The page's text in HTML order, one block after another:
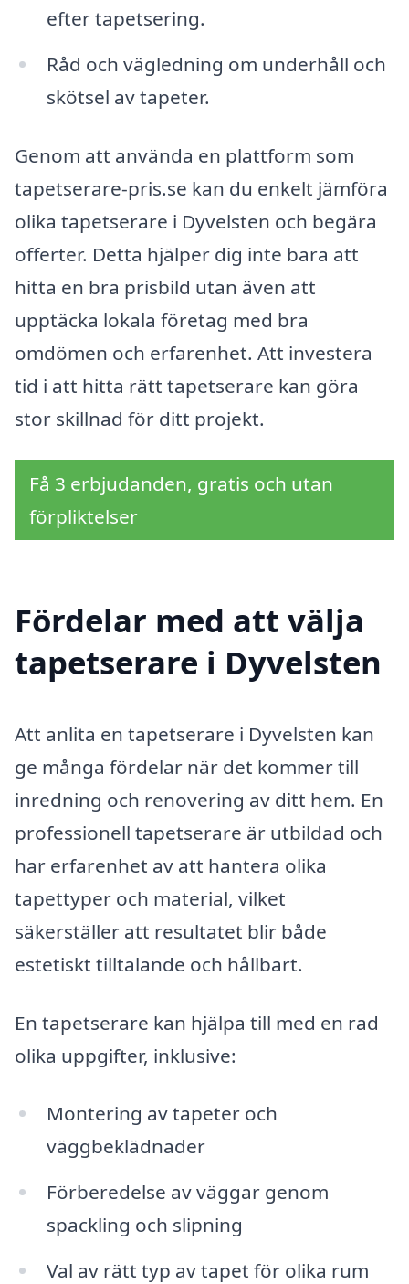
efter tapetsering.
Råd och vägledning om underhåll och
skötsel av tapeter.
Genom att använda en plattform som
tapetserare-pris.se kan du enkelt jämföra
olika tapetserare i Dyvelsten och begära
offerter. Detta hjälper dig inte bara att
hitta en bra prisbild utan även att
upptäcka lokala företag med bra
omdömen och erfarenhet. Att investera
tid i att hitta rätt tapetserare kan göra
stor skillnad för ditt projekt.
Få 3 erbjudanden, gratis och utan
förpliktelser
Fördelar med att välja
tapetserare i Dyvelsten
Att anlita en tapetserare i Dyvelsten kan
ge många fördelar när det kommer till
inredning och renovering av ditt hem. En
professionell tapetserare är utbildad och
har erfarenhet av att hantera olika
tapettyper och material, vilket
säkerställer att resultatet blir både
estetiskt tilltalande och hållbart.
En tapetserare kan hjälpa till med en rad
olika uppgifter, inklusive:
Montering av tapeter och
väggbeklädnader
Förberedelse av väggar genom
spackling och slipning
Val av rätt typ av tapet för olika rum